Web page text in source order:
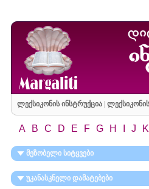
ლექსიკონის ინსტრუქცია| ლექსიკონის
A B C D E F G H J K
მეზობელი სიტყვები
უკანასკნელი დამატებები